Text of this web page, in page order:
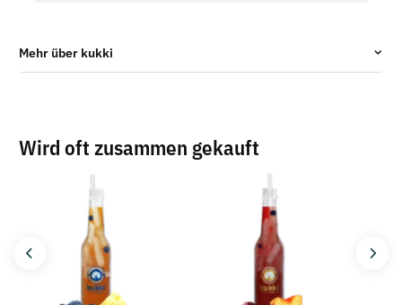
Mehr über kukki
Wird oft zusammen gekauft